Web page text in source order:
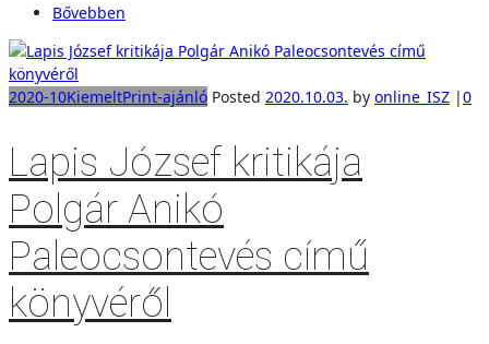
Bővebben
2020-10KiemeltPrint-ajánló Posted 2020.10.03. by online_ISZ |0
Lapis József kritikája
Polgár Anikó
Paleocsontevés című
könyvéről